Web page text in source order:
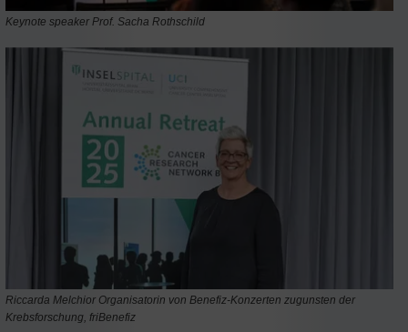
Keynote speaker Prof. Sacha Rothschild
Riccarda Melchior Organisatorin von Benefiz-Konzerten zugunsten der
Krebsforschung, friBenefiz